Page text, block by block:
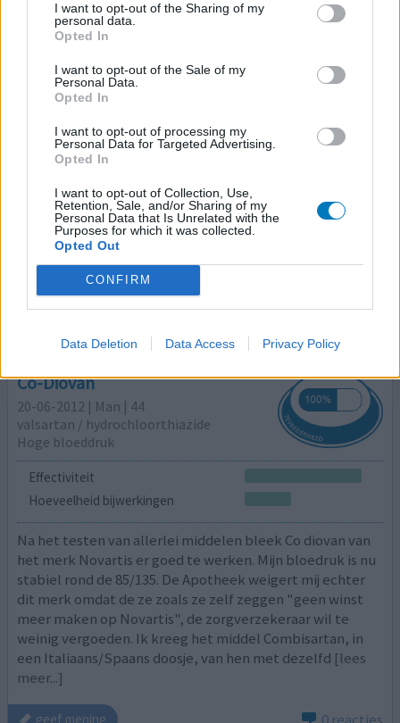
I want to opt-out of the Sharing of my
personal data.
Opted In
I want to opt-out of the Sale of my
Personal Data.
Opted In
I want to opt-out of processing my
Personal Data for Targeted Advertising.
Opted In
I want to opt-out of Collection, Use,
Retention, Sale, and/or Sharing of my
Personal Data that Is Unrelated with the
Purposes for which it was collected.
Opted Out
CONFIRM
Data Deletion Data Access Privacy Policy
geef mening
18-10-2012 | Vrouw | 63
valsartan / hydrochloorthiazide
Effectiviteit
Hoeveelheid bijwerkingen
over het algemeen goed!
geef mening 0 reacties
Co-Diovan
20-06-2012 | Man | 44
valsartan / hydrochloorthiazide
Hoge bloeddruk
Effectiviteit
Hoeveelheid bijwerkingen
Na het testen van allerlei middelen bleek Co diovan van
het merk Novartis er goed te werken. Mijn bloedruk is nu
stabiel rond de 85/135. De Apotheek weigert mij echter
dit merk omdat de ze zoals ze zelf zeggen "geen winst
meer maken op Novartis", de zorgverzekeraar wil te
weinig vergoeden. Ik kreeg het middel Combisartan, in
een Italiaans/Spaans doosje, van hen met dezelfd [lees
meer...]
geef mening 0 reacties